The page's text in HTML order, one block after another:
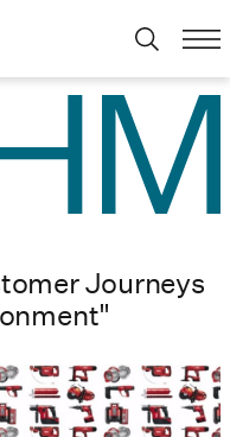
Journeys